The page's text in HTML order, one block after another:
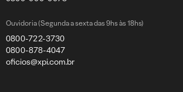
Ouvidoria (Segunda a sexta das 9hs às 18hs)
0800-722-3730
0800-878-4047
oficios@xpi.com.br